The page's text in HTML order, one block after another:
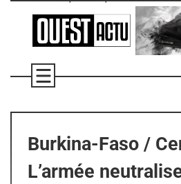
Burkina-Faso /
L’armée